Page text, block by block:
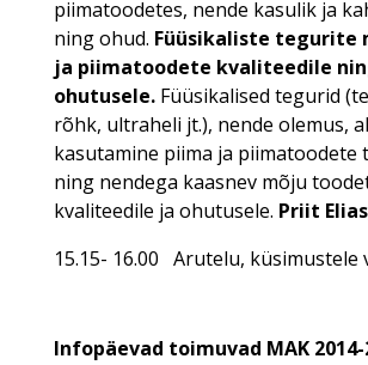
piimatoodetes, nende kasulik ja
ning ohud. Füüsikaliste tegurite
ja piimatoodete kvaliteedile
ohutusele. Füüsikalised tegurid
rõhk, ultraheli jt.), nende olemus,
kasutamine piima ja piimatoodete
ning nendega kaasnev mõju
kvaliteedile ja ohutusele. Priit
15.15- 16.00 Arutelu, küsimustele
Infopäevad toimuvad MAK 2014-